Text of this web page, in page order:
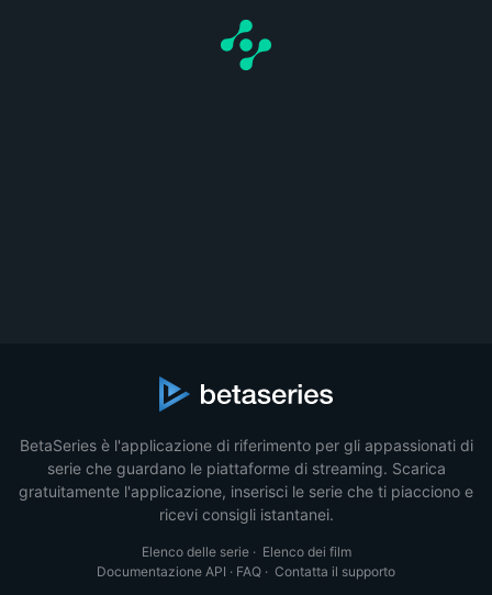
BetaSeries è l'applicazione di riferimento per gli appassionati di
serie che guardano le piattaforme di streaming. Scarica
gratuitamente l'applicazione, inserisci le serie che ti piacciono e
ricevi consigli istantanei.
Elenco delle serie· Elenco dei film
Documentazione API · FAQ · Contatta il supporto